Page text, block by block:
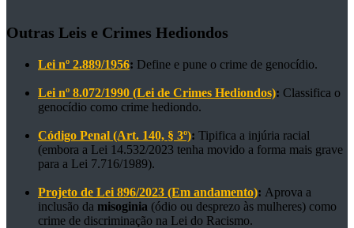
Outras Leis e Crimes Hediondos
Lei nº 2.889/1956: Define e pune o crime de genocídio.
Lei nº 8.072/1990 (Lei de Crimes Hediondos): Classifica o
genocídio como crime hediondo.
Código Penal (Art. 140, § 3º): Tipifica a injúria racial
(embora a Lei 14.532/2023 tenha movido a forma mais grave
para a Lei 7.716/1989).
Projeto de Lei 896/2023 (Em andamento): Aprova a
inclusão da misoginia (ódio ou desprezo às mulheres) como
crime de discriminação na Lei do Racismo.